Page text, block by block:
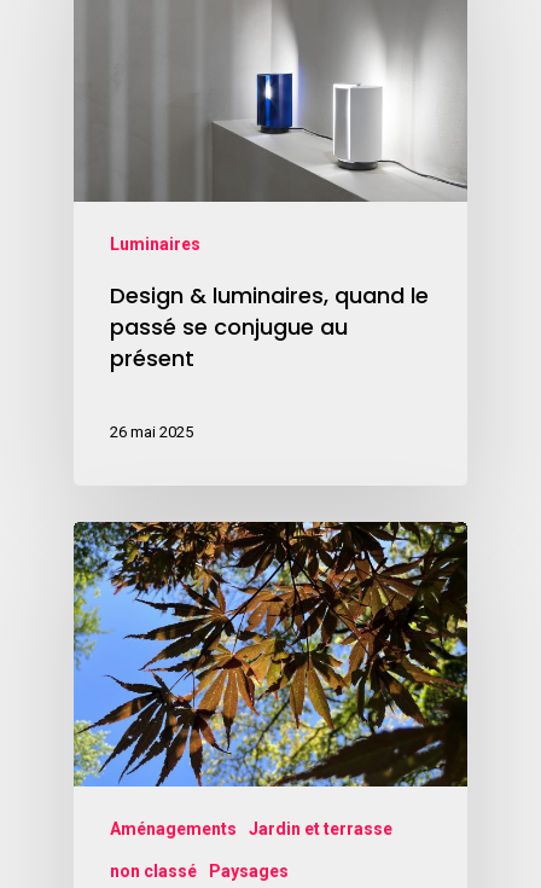
Luminaires
Design & luminaires, quand le
passé se conjugue au
présent
26 mai 2025
Aménagements Jardin et terrasse
non classé Paysages